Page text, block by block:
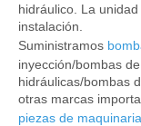
hidráulico. La
instalación.
Suministramos
inyección/bombas
hidráulicas/bombas
otras marcas
piezas de